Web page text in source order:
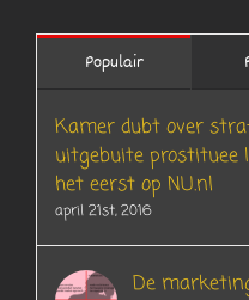
Populair
Kamer dubt over
uitgebuite prostituee
het eerst op NU.nl
april 21st, 2016
De